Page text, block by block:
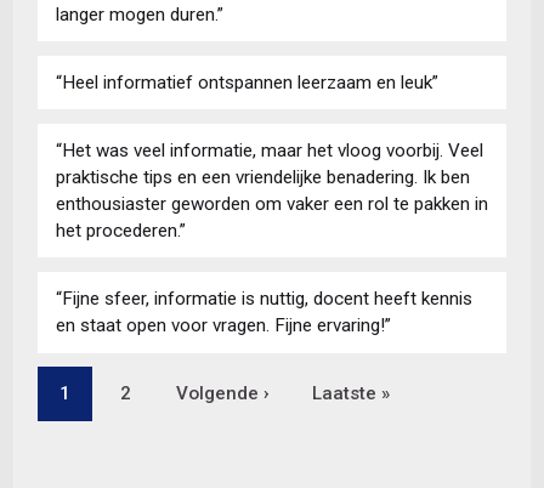
langer mogen duren.”
“Heel informatief ontspannen leerzaam en leuk”
“Het was veel informatie, maar het vloog voorbij. Veel
praktische tips en een vriendelijke benadering. Ik ben
enthousiaster geworden om vaker een rol te pakken in
het procederen.”
“Fijne sfeer, informatie is nuttig, docent heeft kennis
en staat open voor vragen. Fijne ervaring!”
Paginering
Pagina
1 Pagina
2 Volgende
Volgende › Laatste
Laatste »